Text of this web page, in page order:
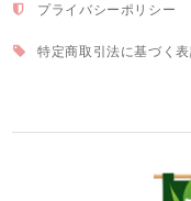
プライバシーポリシー
特定商取引法に基づく